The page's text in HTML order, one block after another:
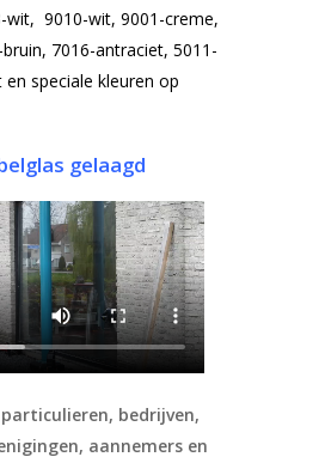
wit, 9010-wit, 9001-creme,
7016-antraciet, 5011-
speciale kleuren op
gelaagd
bedrijven,
aannemers en